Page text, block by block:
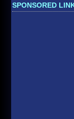
SPONSORED